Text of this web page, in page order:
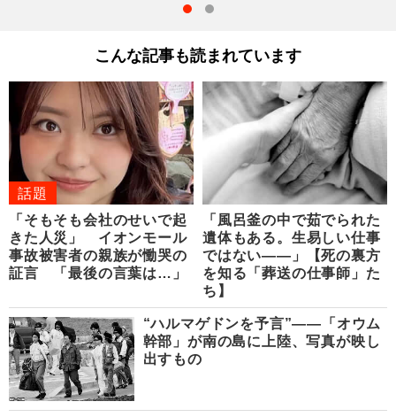
こんな記事も読まれています
話題
「そもそも会社のせいで起
きた人災」 イオンモール
事故被害者の親族が慟哭の
証言 「最後の言葉は…」
「風呂釜の中で茹でられた
遺体もある。生易しい仕事
ではない――」【死の裏方
を知る「葬送の仕事師」た
ち】
“ハルマゲドンを予言”――「オウム
幹部」が南の島に上陸、写真が映し
出すもの